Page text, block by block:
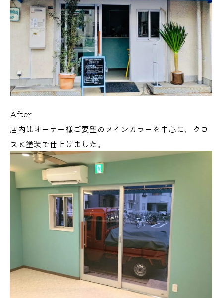
After
店内はオーナー様ご要望のメインカラーを中心に、クロ
スと塗装で仕上げました。